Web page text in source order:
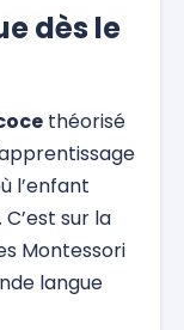
dès le
théorisé
l’enfant
sur la
Montessori
langue